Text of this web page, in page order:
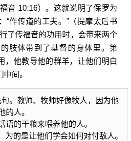
音 10:16）。这就说明了保罗为
“作传道的工夫。”（提摩太后书
了传福音的功用时，会带来两个
肢体带到了基督的身体里。第
，他教导他的群羊，让他们明白
间。
。教师、牧师好像牧人，因为他
的人。
语的干粮来喂养他的人。
为的是让他们学会如何对付敌人。